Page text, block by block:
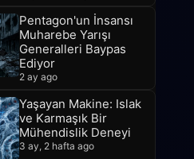
Pentagon'un İnsansı
Muharebe Yarışı
Generalleri Baypas
Ediyor
2 ay ago
Yaşayan Makine: Islak
ve Karmaşık Bir
Mühendislik Deneyi
3 ay, 2 hafta ago